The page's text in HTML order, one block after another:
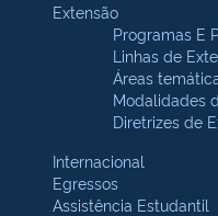
Extensão
Programas E
Linhas de
Áreas
Modalidades
Diretrizes de
Internacional
Egressos
Assistência Estudantil